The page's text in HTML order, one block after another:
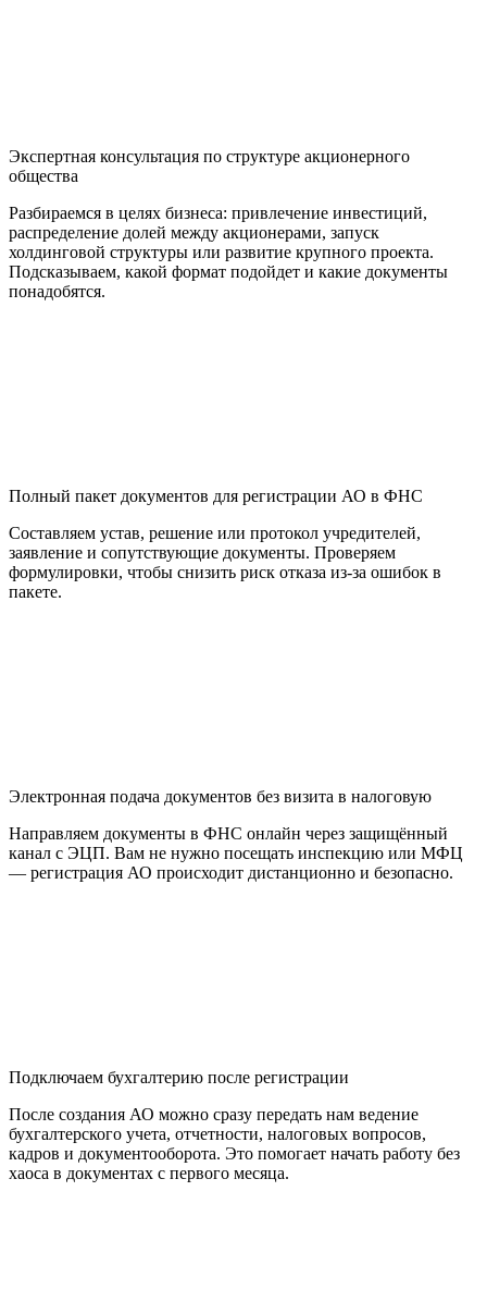
Экспертная консультация по структуре акционерного
общества
Разбираемся в целях бизнеса: привлечение инвестиций,
распределение долей между акционерами, запуск
холдинговой структуры или развитие крупного проекта.
Подсказываем, какой формат подойдет и какие документы
понадобятся.
Полный пакет документов для регистрации АО в ФНС
Составляем устав, решение или протокол учредителей,
заявление и сопутствующие документы. Проверяем
формулировки, чтобы снизить риск отказа из-за ошибок в
пакете.
Электронная подача документов без визита в налоговую
Направляем документы в ФНС онлайн через защищённый
канал с ЭЦП. Вам не нужно посещать инспекцию или МФЦ
— регистрация АО происходит дистанционно и безопасно.
Подключаем бухгалтерию после регистрации
После создания АО можно сразу передать нам ведение
бухгалтерского учета, отчетности, налоговых вопросов,
кадров и документооборота. Это помогает начать работу без
хаоса в документах с первого месяца.